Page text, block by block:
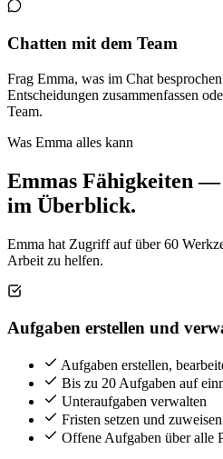
Chatten mit dem Team
Frag Emma, was im Chat
Entscheidungen zusammenfassen
Team.
Was Emma alles kann
Emmas Fähigkeiten —
im Überblick.
Emma hat Zugriff auf über 60
Arbeit zu helfen.
Aufgaben erstellen und
Aufgaben erstellen,
Bis zu 20 Aufgaben auf
Unteraufgaben verwalten
Fristen setzen und zuweisen
Offene Aufgaben über alle